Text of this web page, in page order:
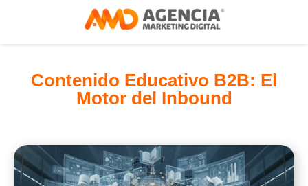
Contenido Educativo B2B: El
Motor del Inbound